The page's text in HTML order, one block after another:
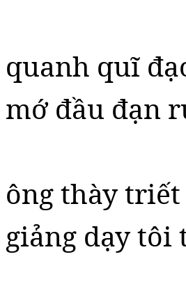
quanh quĩ
mớ đầu đạn
ông thày
giảng dạy tôi